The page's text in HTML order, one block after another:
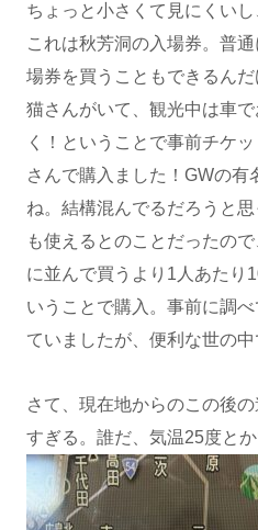
ちょっと小さくて見にくい
これは秋芳洞の入場券。普
場券を買うこともできるん
猫さんがいて、観光中は車
く！ということで事前チケッ
さんで購入ました！GWの有
ね。結構混んでるだろうと
も使えるとのことだったの
に並んで買うより1人あたり
いうことで購入。事前に調
ていましたが、便利な世の中
さて、現在地からのこの後
すぎる。誰だ、気温25度とか